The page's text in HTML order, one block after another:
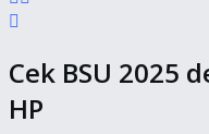
Cek BSU 2025
HP